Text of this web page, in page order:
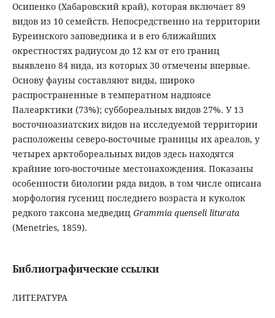
Осипенко (Хабаровский край), которая включает 89
видов из 10 семейств. Непосредственно на территории
Буреинского заповедника и в его ближайших
окрестностях радиусом до 12 км от его границ
выявлено 84 вида, из которых 30 отмечены впервые.
Основу фауны составляют виды, широко
распространенные в температном надпоясе
Палеарктики (73%); суббореальных видов 27%. У 13
восточноазиатских видов на исследуемой территории
расположены северо-восточные границы их ареалов, у
четырех арктобореальных видов здесь находятся
крайние юго-восточные местонахождения. Показаны
особенности биологии ряда видов, в том числе описана
морфология гусениц последнего возраста и куколок
редкого таксона медведиц Grammia quenseli liturata
(Menetries, 1859).
Библиографические ссылки
ЛИТЕРАТУРА